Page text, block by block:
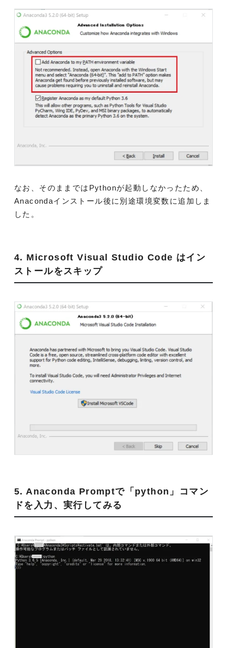
なお、そのままではPythonが起動しなかったため、
Anacondaインストール後に別途環境変数に追加しま
した。
4. Microsoft Visual Studio Code はイン
ストールをスキップ
5. Anaconda Promptで「python」コマン
ドを入力、実行してみる